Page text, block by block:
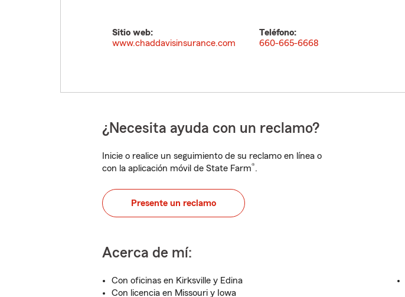
Sitio web:
www.chaddavisinsurance.com
Teléfono:
660-665-6668
¿Necesita ayuda con un reclamo?
Inicie o realice un seguimiento de su reclamo en línea o
con la aplicación móvil de State Farm®.
Presente un reclamo
Acerca de mí:
Con oficinas en Kirksville y Edina
Con licencia en Missouri y Iowa